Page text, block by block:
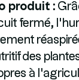
produit :
fermé,
des
à